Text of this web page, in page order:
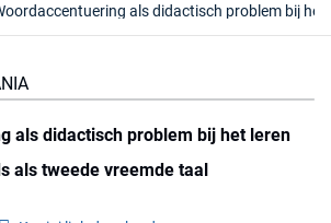
als didactisch problem bij het leren
als tweede vreemde taal